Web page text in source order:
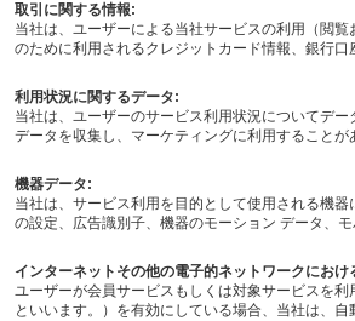
取引に関する情報:
当社は、ユーザーによる当社サービスの利用（閲
のために利用されるクレジットカード情報、銀行
利用状況に関するデータ:
当社は、ユーザーのサービス利用状況についてデ
データを収集し、マーケティングに利用すること
機器データ:
当社は、サービス利用を目的として使用される機
の設定、広告識別子、機器のモーション データ、
インターネットその他の電子的ネットワークにおけ
ユーザーが会員サービスもしくは対象サービスを
といいます。）を有効にしている場合、当社は、